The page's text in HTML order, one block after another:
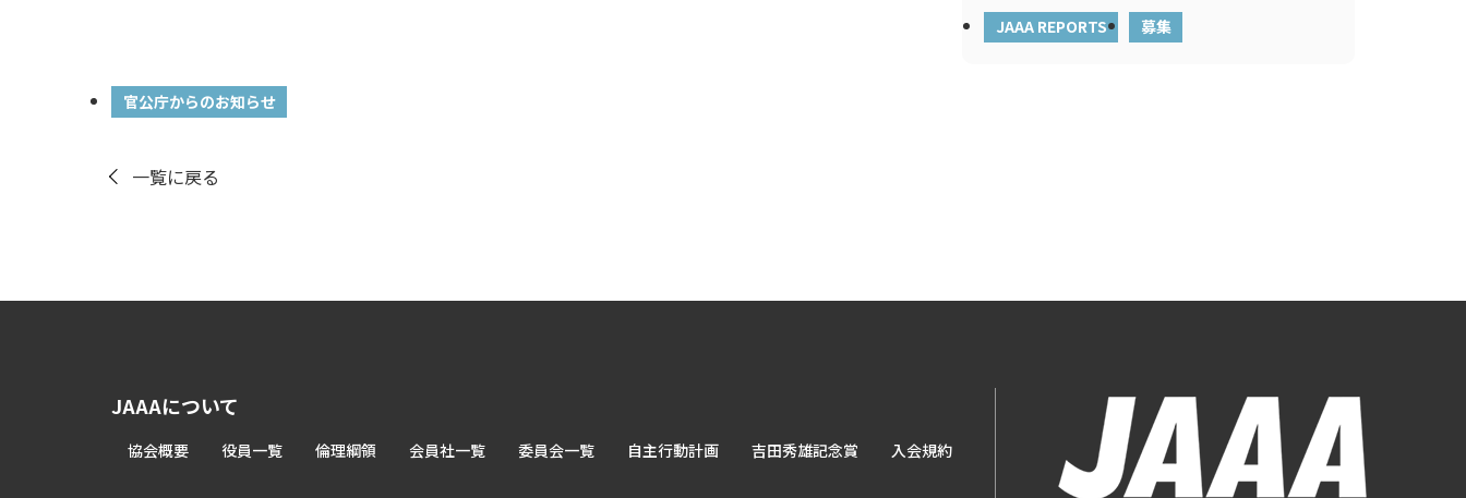
官公庁からのお知らせ
一覧に戻る
JAAA REPORTS
募集
JAAAについて
協会概要 役員一覧 倫理綱領 会員社一覧 委員会一覧 自主行動計画 吉田秀雄記念賞 入会規約